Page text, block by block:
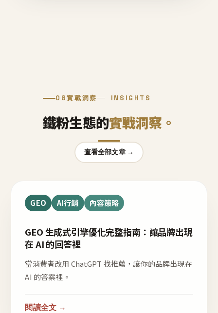
08實戰洞察 INSIGHTS
鐵粉生態的實戰洞察。
查看全部文章 →
GEO AI行銷 內容策略
GEO 生成式引擎優化完整指南：讓品牌出現
在 AI 的回答裡
當消費者改用 ChatGPT 找推薦，讓你的品牌出現在
AI 的答案裡。
閱讀全文 →